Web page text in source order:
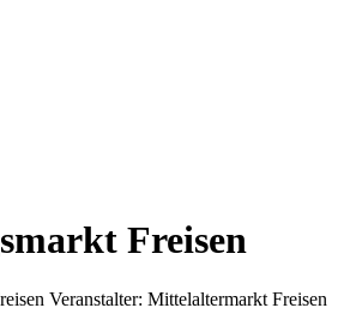
Freisen
Veranstalter: Mittelaltermarkt Freisen